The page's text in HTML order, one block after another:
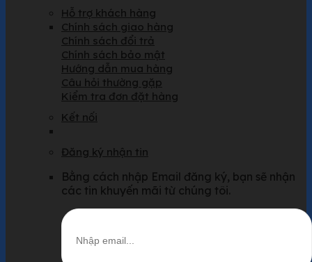
Hỗ trợ khách hàng
Chính sách giao hàng
Chính sách đổi trả
Chính sách bảo mật
Hướng dẫn mua hàng
Câu hỏi thường gặp
Kiểm tra đơn đặt hàng
Kết nối
Đăng ký nhận tin
Bằng cách nhập Email đăng ký, bạn sẽ nhận
các tin khuyến mãi từ chúng tôi.